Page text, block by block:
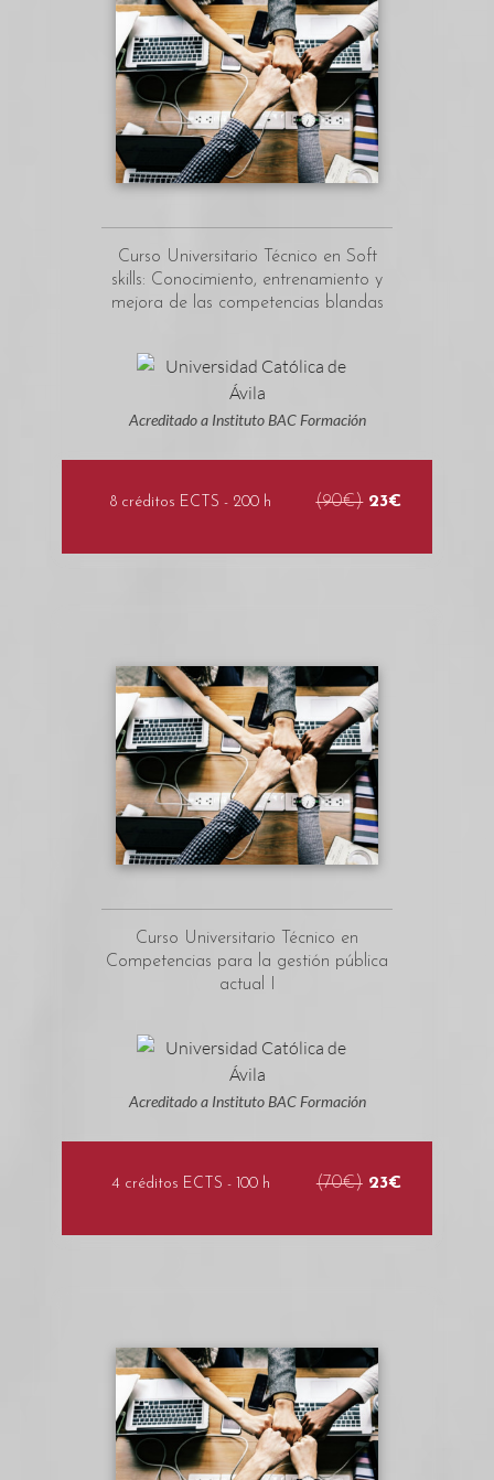
Curso Universitario Técnico en Soft
skills: Conocimiento, entrenamiento y
mejora de las competencias blandas
Acreditado a Instituto BAC Formación
8 créditos ECTS - 200 h (90€) 23€
Curso Universitario Técnico en
Competencias para la gestión pública
actual I
Acreditado a Instituto BAC Formación
4 créditos ECTS - 100 h (70€) 23€